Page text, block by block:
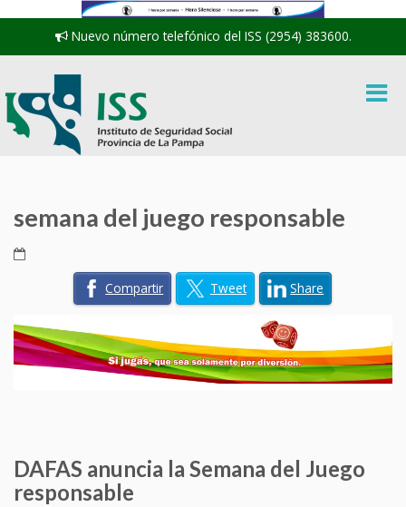
Nuevo número telefónico del ISS (2954) 383600.
semana del juego responsable
Compartir Tweet Share
DAFAS anuncia la Semana del Juego
responsable